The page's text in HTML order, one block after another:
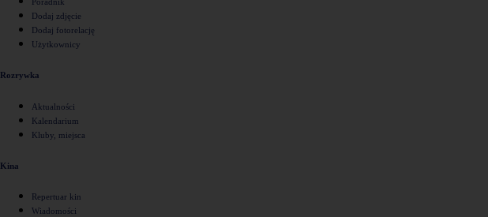
Dodaj zdjęcie
Dodaj fotorelację
Użytkownicy
Rozrywka
Aktualności
Kalendarium
Kluby, miejsca
Kina
Repertuar kin
Wiadomości